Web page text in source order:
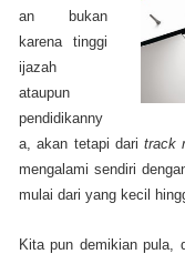
an bukan
karena tinggi
ijazah
ataupun
pendidikanny
a, akan tetapi daritrack
mengalami sendiri
mulai dari yang kecil
Kita pun demikian pula,